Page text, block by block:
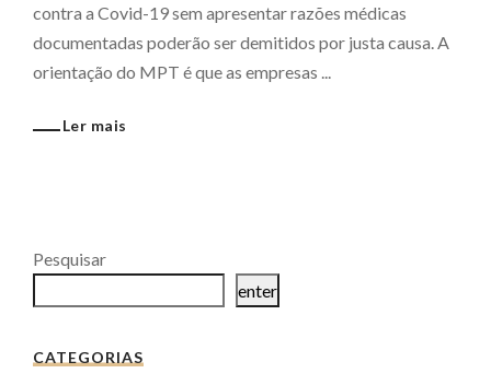
contra a Covid-19 sem apresentar razões médicas
documentadas poderão ser demitidos por justa causa. A
orientação do MPT é que as empresas ...
Ler mais
Pesquisar
enter
CATEGORIAS